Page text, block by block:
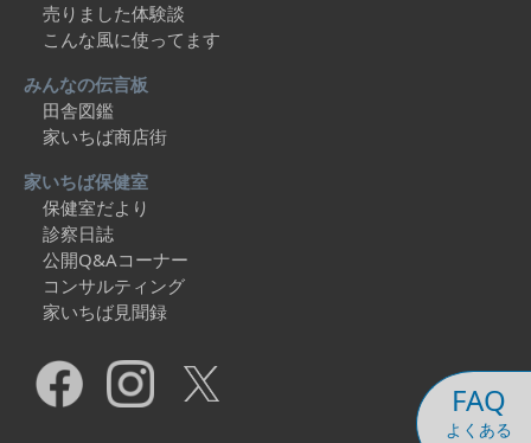
FAQ
よくある
売りました体験談
こんな風に使ってます
みんなの伝言板
田舎図鑑
家いちば商店街
家いちば保健室
保健室だより
診察日誌
公開Q&Aコーナー
コンサルティング
家いちば見聞録